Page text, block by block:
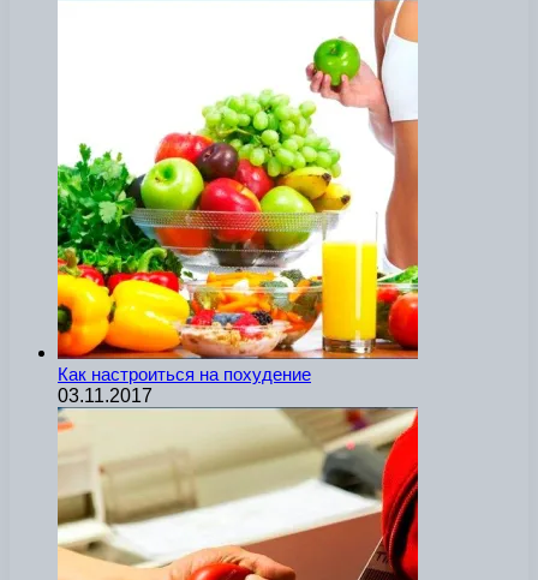
Как настроиться на похудение
03.11.2017